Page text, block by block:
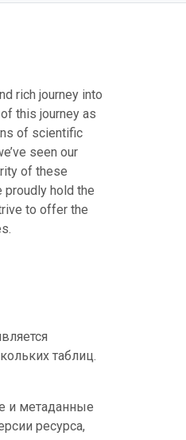
rich journey into
this journey as
of scientific
seen our
of these
proudly hold the
to offer the
таблиц.
и метаданные
ресурса,